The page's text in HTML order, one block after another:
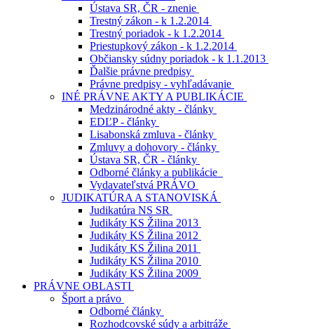
Ústava SR, ČR - znenie
Trestný zákon - k 1.2.2014
Trestný poriadok - k 1.2.2014
Priestupkový zákon - k 1.2.2014
Občiansky súdny poriadok - k 1.1.2013
Ďalšie právne predpisy
Právne predpisy - vyhľadávanie
INÉ PRÁVNE AKTY A PUBLIKÁCIE
Medzinárodné akty - články
EDĽP - články
Lisabonská zmluva - články
Zmluvy a dohovory - články
Ústava SR, ČR - články
Odborné články a publikácie
Vydavateľstvá PRÁVO
JUDIKATÚRA A STANOVISKÁ
Judikatúra NS SR
Judikáty KS Žilina 2013
Judikáty KS Žilina 2012
Judikáty KS Žilina 2011
Judikáty KS Žilina 2010
Judikáty KS Žilina 2009
PRÁVNE OBLASTI
Šport a právo
Odborné články
Rozhodcovské súdy a arbitráže